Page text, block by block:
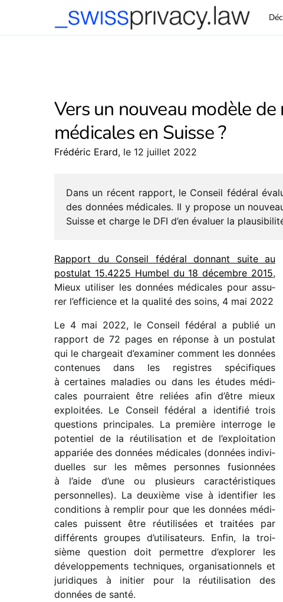
Vers un nouveau modèle
médicales en Suisse ?
Frédéric Erard, le 12 juillet 2022
Dans un récent rapport, le Conseil fédé­ral
des données médi­cales. Il y propose un
Suisse et charge le DFI d’en évaluer la
Rapport du Conseil fédé­ral donnant suite au
postu­lat 15.4225 Humbel du 18 décembre 2015,
Mieux utili­ser les données médi­cales pour assu­
rer l’efficience et la qualité des soins, 4 mai 2022
Le 4 mai 2022, le Conseil fédé­ral a publié un
rapport de 72 pages en réponse à un postu­lat
qui le char­geait d’examiner comment les données
conte­nues dans les registres spéci­fiques
à certaines mala­dies ou dans les études médi­
cales pour­raient être reliées afin d’être mieux
exploi­tées. Le Conseil fédé­ral a iden­ti­fié trois
ques­tions prin­ci­pales. La première inter­roge le
poten­tiel de la réuti­li­sa­tion et de l’exploitation
appa­riée des données médi­cales (données indi­vi­
duelles sur les mêmes personnes fusion­nées
à l’aide d’une ou plusieurs carac­té­ris­tiques
person­nelles). La deuxième vise à iden­ti­fier les
condi­tions à remplir pour que les données médi­
cales puissent être réuti­li­sées et trai­tées par
diffé­rents groupes d’utilisateurs. Enfin, la troi­
sième ques­tion doit permettre d’explorer les
déve­lop­pe­ments tech­niques, orga­ni­sa­tion­nels et
juri­diques à initier pour la réuti­li­sa­tion des
données de santé.